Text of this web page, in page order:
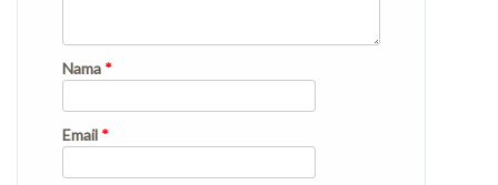
Nama *
Email *